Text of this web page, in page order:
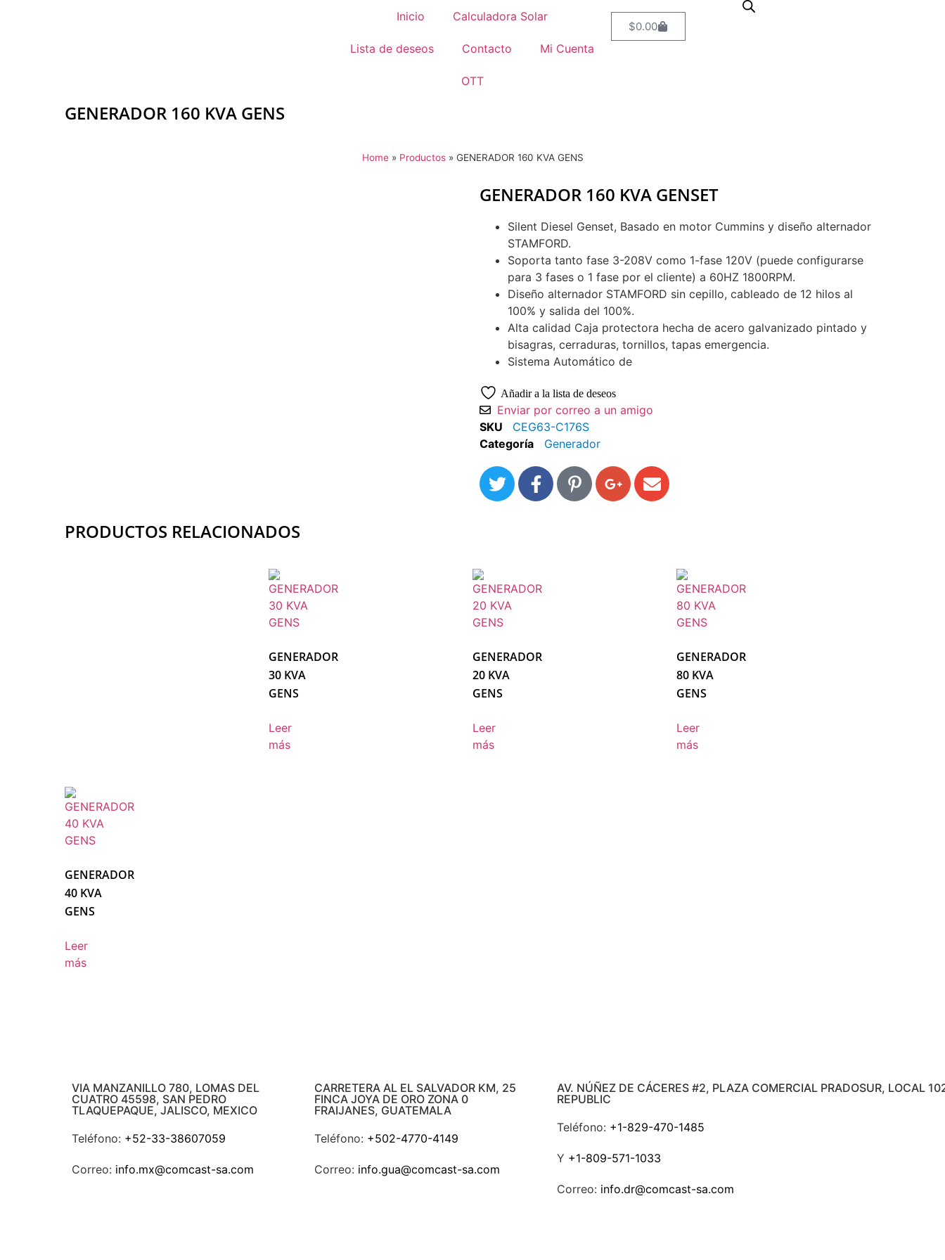
Inicio Calculadora Solar
Lista de deseos Contacto Mi Cuenta
OTT
$0.00
GENERADOR 160 KVA GENS
Home» Productos» GENERADOR 160 KVA GENS
GENERADOR 160 KVA GENSET
Silent Diesel Genset, Basado en motor Cummins y diseño alternador
STAMFORD.
Soporta tanto fase 3-208V como 1-fase 120V (puede configurarse
para 3 fases o 1 fase por el cliente) a 60HZ 1800RPM.
Diseño alternador STAMFORD sin cepillo, cableado de 12 hilos al
100% y salida del 100%.
Alta calidad Caja protectora hecha de acero galvanizado pintado y
bisagras, cerraduras, tornillos, tapas emergencia.
Sistema Automático de
Añadir a la lista de deseos
Enviar por correo a un amigo
SKU
CEG63-C176S
Categoría
Generador
PRODUCTOS RELACIONADOS
GENERADOR
30 KVA
GENS
Leer
más
GENERADOR
20 KVA
GENS
Leer
más
GENERADOR
80 KVA
GENS
Leer
más
GENERADOR
40 KVA
GENS
Leer
más
VIA MANZANILLO 780, LOMAS DEL
CUATRO 45598, SAN PEDRO
TLAQUEPAQUE, JALISCO, MEXICO
Teléfono: +52-33-38607059
Correo: info.mx@comcast-sa.com
CARRETERA AL EL SALVADOR KM, 25
FINCA JOYA DE ORO ZONA 0
FRAIJANES, GUATEMALA
Teléfono: +502-4770-4149
Correo: info.gua@comcast-sa.com
AV. NÚÑEZ DE CÁCERES #2, PLAZA COMERCIAL PRADOSUR, LOCAL
REPUBLIC
Teléfono: +1-829-470-1485
Y +1-809-571-1033
Correo: info.dr@comcast-sa.com